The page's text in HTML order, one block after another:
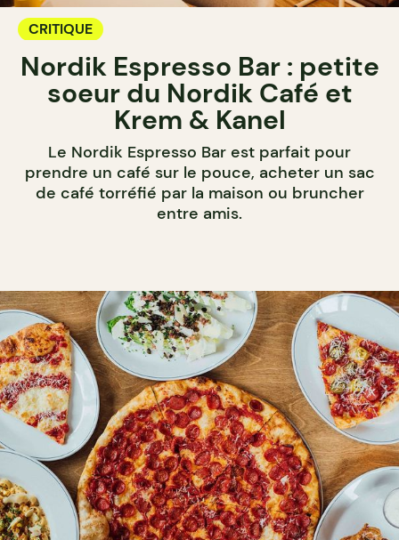
CRITIQUE
Nordik Espresso Bar : petite
soeur du Nordik Café et
Krem & Kanel
Le Nordik Espresso Bar est parfait pour
prendre un café sur le pouce, acheter un sac
de café torréfié par la maison ou bruncher
entre amis.